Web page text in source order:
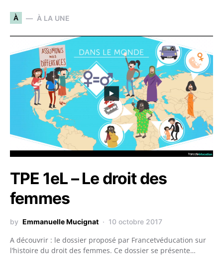
À À LA UNE
TPE 1eL – Le droit des
femmes
by Emmanuelle Mucignat 10 octobre 2017
A découvrir : le dossier proposé par Francetvéducation sur
l’histoire du droit des femmes. Ce dossier se présente…